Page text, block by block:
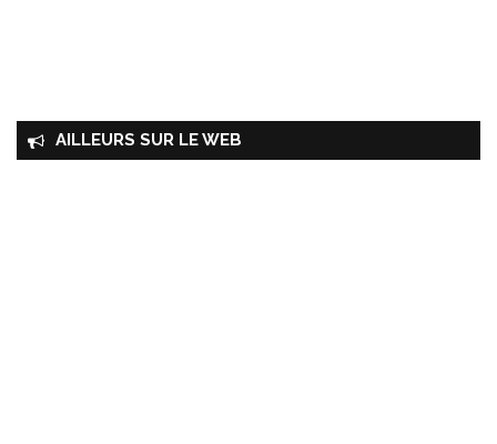
AILLEURS SUR LE WEB